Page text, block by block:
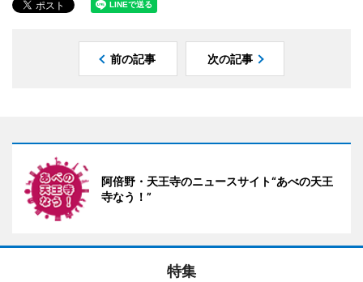
前の記事 次の記事
阿倍野・天王寺のニュースサイト“あべの天王
寺なう！”
特集